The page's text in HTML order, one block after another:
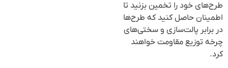
طرح‌های خود را تخمین بزنید تا
اطمینان حاصل کنید که طرح‌ها
در برابر پالت‌سازی و سختی‌های
چرخه توزیع مقاومت خواهند
کرد.